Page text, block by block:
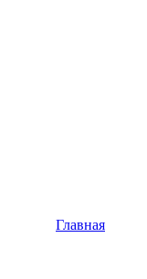
Главная